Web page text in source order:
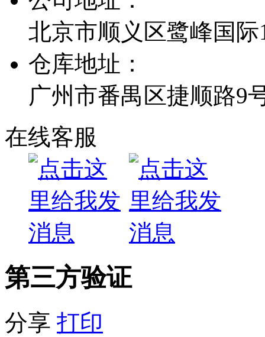
北京市顺义区鹭峰国际
仓库地址：
广州市番禺区捷顺路9
在线客服
第三方验证
分享 打印